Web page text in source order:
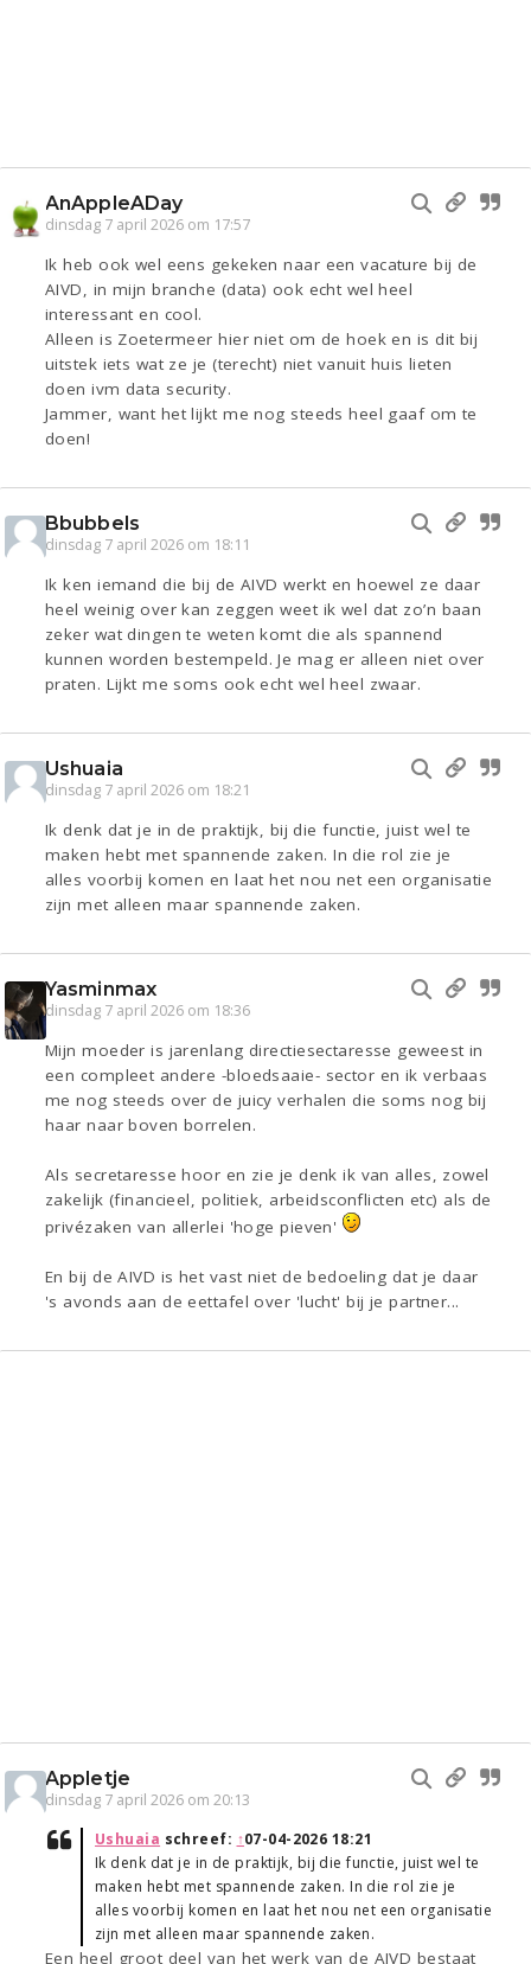
AnAppleADay
dinsdag 7 april 2026 om 17:57
Ik heb ook wel eens gekeken naar een vacature bij de
AIVD, in mijn branche (data) ook echt wel heel
interessant en cool.
Alleen is Zoetermeer hier niet om de hoek en is dit bij
uitstek iets wat ze je (terecht) niet vanuit huis lieten
doen ivm data security.
Jammer, want het lijkt me nog steeds heel gaaf om te
doen!
Bbubbels
dinsdag 7 april 2026 om 18:11
Ik ken iemand die bij de AIVD werkt en hoewel ze daar
heel weinig over kan zeggen weet ik wel dat zo’n baan
zeker wat dingen te weten komt die als spannend
kunnen worden bestempeld. Je mag er alleen niet over
praten. Lijkt me soms ook echt wel heel zwaar.
Ushuaia
dinsdag 7 april 2026 om 18:21
Ik denk dat je in de praktijk, bij die functie, juist wel te
maken hebt met spannende zaken. In die rol zie je
alles voorbij komen en laat het nou net een organisatie
zijn met alleen maar spannende zaken.
Yasminmax
dinsdag 7 april 2026 om 18:36
Mijn moeder is jarenlang directiesectaresse geweest in
een compleet andere -bloedsaaie- sector en ik verbaas
me nog steeds over de juicy verhalen die soms nog bij
haar naar boven borrelen.
Als secretaresse hoor en zie je denk ik van alles, zowel
zakelijk (financieel, politiek, arbeidsconflicten etc) als de
privézaken van allerlei 'hoge pieven'
En bij de AIVD is het vast niet de bedoeling dat je daar
's avonds aan de eettafel over 'lucht' bij je partner...
Appletje
dinsdag 7 april 2026 om 20:13
Ushuaia schreef: ↑07-04-2026 18:21
Ik denk dat je in de praktijk, bij die functie, juist wel te
maken hebt met spannende zaken. In die rol zie je
alles voorbij komen en laat het nou net een organisatie
zijn met alleen maar spannende zaken.
Een heel groot deel van het werk van de AIVD bestaat